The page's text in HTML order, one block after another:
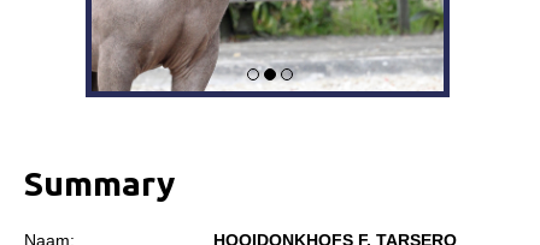
Informatie
Paardenpaspoort aanvragen
Wat te doen bij verkoop van een Falabella
Veulenregistratie
Summary
Naam:
HOOIDONKHOFS F. TARSERO